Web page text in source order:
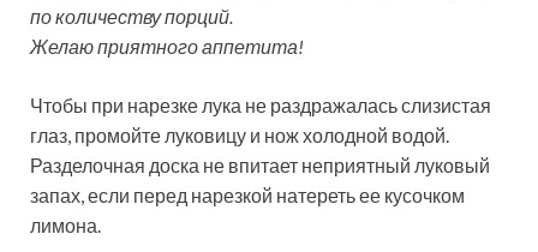
по количеству порций.
Желаю приятного аппетита!
Чтобы при нарезке лука не раздражалась слизистая
глаз, промойте луковицу и нож холодной водой.
Разделочная доска не впитает неприятный луковый
запах, если перед нарезкой натереть ее кусочком
лимона.